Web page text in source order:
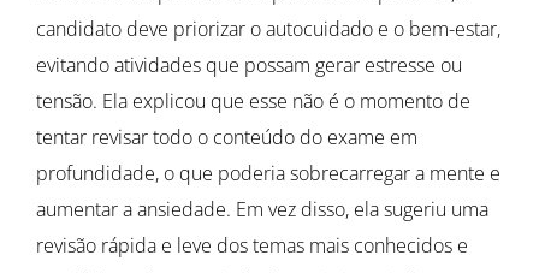
candidato deve priorizar o autocuidado e o bem-estar,
evitando atividades que possam gerar estresse ou
tensão. Ela explicou que esse não é o momento de
tentar revisar todo o conteúdo do exame em
profundidade, o que poderia sobrecarregar a mente e
aumentar a ansiedade. Em vez disso, ela sugeriu uma
revisão rápida e leve dos temas mais conhecidos e